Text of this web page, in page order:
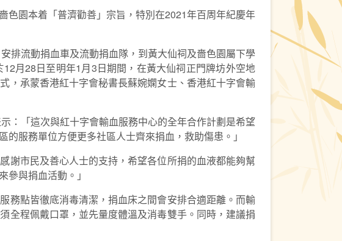
色園本着「普濟勸善」宗旨，特別在2021年百周年紀慶年
排流動捐血車及流動捐血隊，到黃大仙祠及嗇色園屬下學
月28日至明年1月3日期間，在黃大仙祠正門牌坊外空地
，承蒙香港紅十字會秘書長蘇婉嫻女士、香港紅十字會輸
：「這次與紅十字會輸血服務中心的全年合作計劃是希望
服務單位方便更多社區人士齊來捐血，救助傷患。」
謝市民及善心人士的支持，希望各位所捐的血液都能夠幫
與捐血活動。」
務點皆徹底消毒清潔，捐血床之間會安排合適距離。而輸
全程佩戴口罩，並先量度體溫及消毒雙手。同時，建議捐